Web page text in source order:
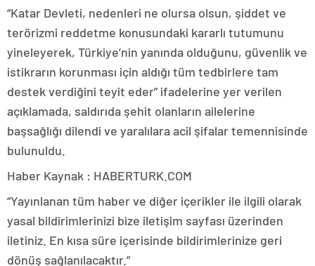
“Katar Devleti, nedenleri ne olursa olsun, şiddet ve
terörizmi reddetme konusundaki kararlı tutumunu
yineleyerek, Türkiye’nin yanında olduğunu, güvenlik ve
istikrarın korunması için aldığı tüm tedbirlere tam
destek verdiğini teyit eder” ifadelerine yer verilen
açıklamada, saldırıda şehit olanların ailelerine
başsağlığı dilendi ve yaralılara acil şifalar temennisinde
bulunuldu.
Haber Kaynak : HABERTURK.COM
“Yayınlanan tüm haber ve diğer içerikler ile ilgili olarak
yasal bildirimlerinizi bize iletişim sayfası üzerinden
iletiniz. En kısa süre içerisinde bildirimlerinize geri
dönüş sağlanılacaktır.”